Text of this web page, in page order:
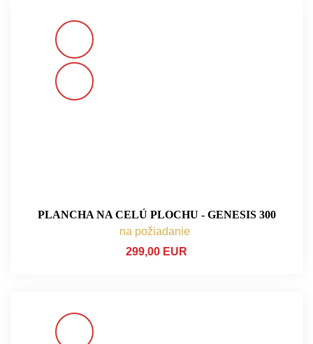
PLANCHA NA CELÚ PLOCHU - GENESIS 300
na požiadanie
299,00 EUR